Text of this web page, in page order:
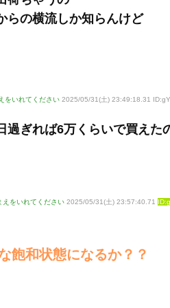
らの横流しか知らんけど
をいれてください 2025/05/31(土) 23:49:18.31
過ぎれば6万くらいで買えた
えをいれてください 2025/05/31(土) 23:57:40.71
飽和状態になるか？？